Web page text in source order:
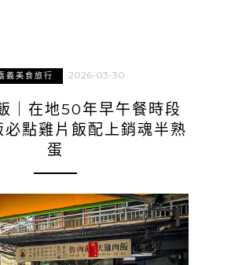
義美食旅行 2026-03-30
｜在地50年早午餐時段
必點雞片飯配上銷魂半熟
蛋